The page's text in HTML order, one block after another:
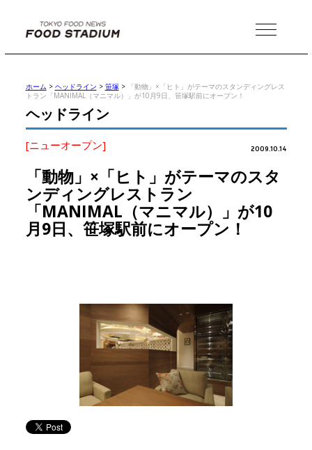
MENU
ホーム > ヘッドライン > 笹塚>
「動物」×「ヒト」がテーマのスタンディングレス
トラン「MANIMAL（マニマル）」が10月9日、笹塚駅前にオープン！
ヘッドライン
[ニューオープン] 2009.10.14
「動物」×「ヒト」がテーマのスタ
ンディングレストラン
「MANIMAL（マニマル）」が10
月9日、笹塚駅前にオープン！